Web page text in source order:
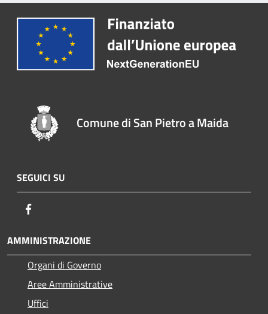
Comune di San Pietro a Maida
SEGUICI SU
AMMINISTRAZIONE
Organi di Governo
Aree Amministrative
Uffici